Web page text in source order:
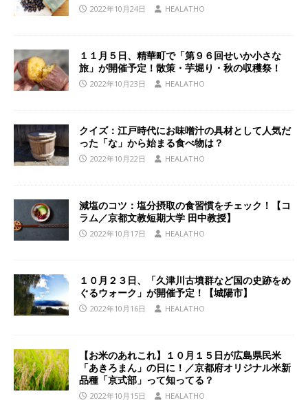
2022年10月24日 HEALATHO
１１月５日、精華町で「第９６回せいか小さな
旅」が開催予定！散策・芋堀り・秋の収穫祭！
2022年10月23日 HEALATHO
クイズ：江戸時代にお味噌汁の具材として人気だ
った「な」から始まる食べ物は？
2022年10月22日 HEALATHO
減塩のコツ：塩分摂取の食習慣をチェック！【コ
ラム／京都文教短期大学 田中教授】
2022年10月17日 HEALATHO
１０月２３日、「久津川古墳群など国の史跡をめ
ぐるウォーク」が開催予定！【城陽市】
2022年10月16日 HEALATHO
【お米のあれこれ】１０月１５日が広島県民米
「あきろまん」の日に！／京都府オリジナル米新
品種「京式部」って知ってる？
2022年10月15日 HEALATHO